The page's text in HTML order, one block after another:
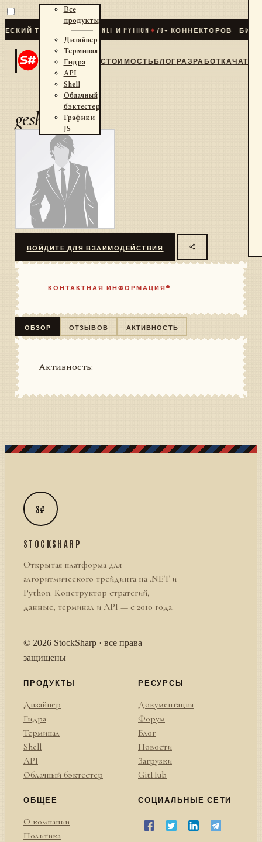
ТРЕЙДИНГ ДЛЯ .NET И PYTHON✦70+ КОННЕКТОРОВ ·
Все
продукты
Дизайнер
Терминал
Гидра
API
Shell
Облачный
бэктестер
Графики
JS
СТОИМОСТЬБЛОГРАЗРАБОТКАЧАТ
gesh
ВОЙДИТЕ ДЛЯ ВЗАИМОДЕЙСТВИЯ
КОНТАКТНАЯ ИНФОРМАЦИЯ
ОБЗОР ОТЗЫВОВ АКТИВНОСТЬ
Активность: —
S#
STOCKSHARP
Открытая платформа для
алгоритмического трейдинга на .NET и
Python. Конструктор стратегий,
данные, терминал и API — с 2010 года.
© 2026 StockSharp · все права
защищены
ПРОДУКТЫ
Дизайнер
Гидра
Терминал
Shell
API
Облачный бэктестер
РЕСУРСЫ
Документация
Форум
Блог
Новости
Загрузки
GitHub
ОБЩЕЕ
О компании
Политика
СОЦИАЛЬНЫЕ СЕТИ